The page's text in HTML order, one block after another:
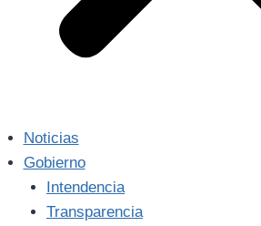
Noticias
Gobierno
Intendencia
Transparencia